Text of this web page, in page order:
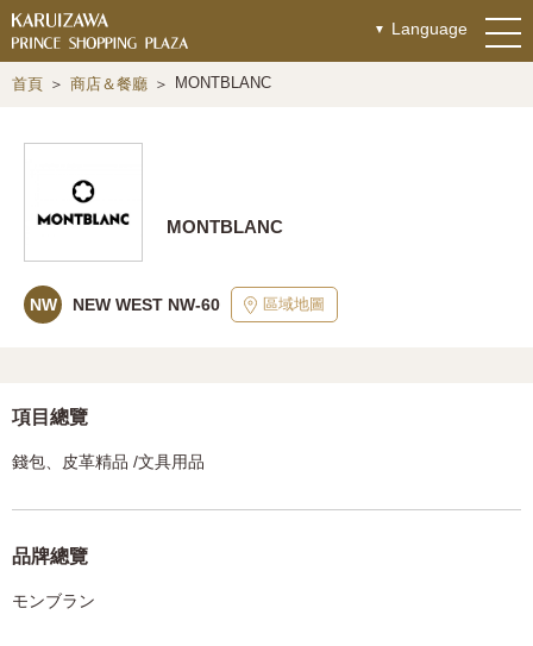
Language
首頁 商店＆餐廳 MONTBLANC
MONTBLANC
NW NEW WEST NW-60 區域地圖
項目總覽
錢包、皮革精品 /文具用品
品牌總覽
モンブラン